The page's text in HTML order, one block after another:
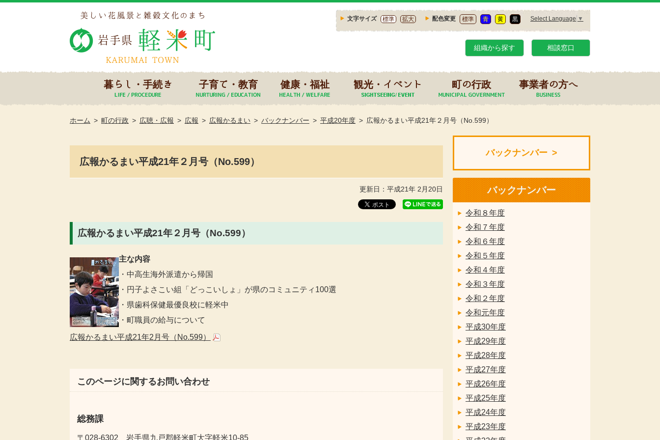
文字サイズ 標準 拡大 配色変更 標準 青 黄 黒 Select Language ▼
組織から探す 相談窓口
暮らし・手続き 子育て・教育 健康・福祉 観光・イベント 町の行政 事業者の方へ
ホーム 町の行政 広聴・広報 広報 広報かるまい バックナンバー 平成20年度 広報かるまい平成21年２月号（No.599）
広報かるまい平成21年２月号（No.599）
更新日：平成21年 2月20日
広報かるまい平成21年２月号（No.599）
主な内容
・中高生海外派遣から帰国
・円子よさこい組「どっこいしょ」が県のコミュニティ100選
・県歯科保健最優良校に軽米中
・町職員の給与について
広報かるまい平成21年2月号（No.599）
このページに関するお問い合わせ
総務課
〒028-6302 岩手県九戸郡軽米町大字軽米10-85
バックナンバー
バックナンバー
令和８年度
令和７年度
令和６年度
令和５年度
令和４年度
令和３年度
令和２年度
令和元年度
平成30年度
平成29年度
平成28年度
平成27年度
平成26年度
平成25年度
平成24年度
平成23年度